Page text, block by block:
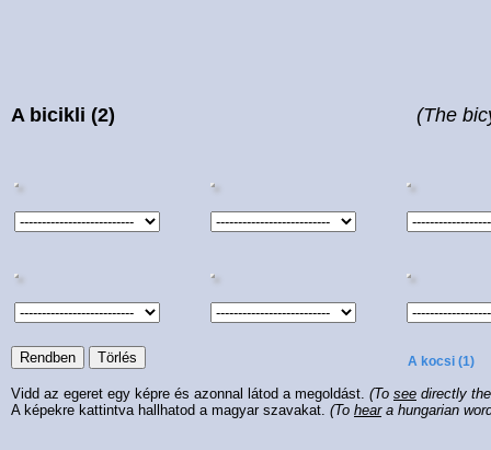
A bicikli (2) (The
A kocsi (1)
Vidd az egeret egy képre és azonnal látod a megoldást. (To see directly
A képekre kattintva hallhatod a magyar szavakat. (To heara hungarian